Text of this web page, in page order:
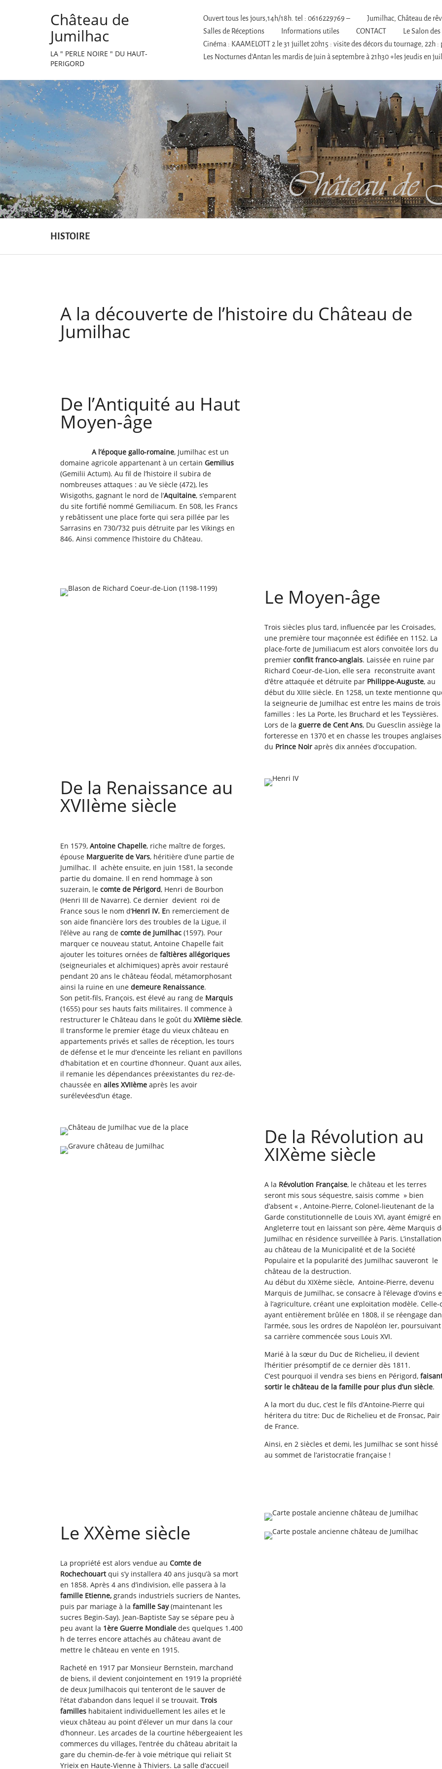
Château de
Jumilhac
LA " PERLE NOIRE " DU HAUT-
PERIGORD
Ouvert tous les jours,14h/18h. tel : 0616229769 – Jumilhac, Château de
Salles de Réceptions
Informations utiles CONTACT Le Salon
Cinéma : KAAMELOTT 2 le 31 juillet 20h15 : visite des décors du tournage, 22h
Les Nocturnes d’Antan les mardis de juin à septembre à 21h30 +les jeudis en
HISTOIRE
A la découverte de l’histoire du Château de
Jumilhac
De l’Antiquité au Haut
Moyen-âge
A l’époque gallo-romaine, Jumilhac est un
domaine agricole appartenant à un certain Gemilius
(Gemilii Actum). Au fil de l’histoire il subira de
nombreuses attaques : au Ve siècle (472), les
Wisigoths, gagnant le nord de l’Aquitaine, s’emparent
du site fortifié nommé Gemiliacum. En 508, les Francs
y rebâtissent une place forte qui sera pillée par les
Sarrasins en 730/732 puis détruite par les Vikings en
846. Ainsi commence l’histoire du Château.
Le Moyen-âge
Trois siècles plus tard, influencée par les Croisades,
une première tour maçonnée est édifiée en 1152. La
place-forte de Jumiliacum est alors convoitée lors du
premierconflit franco-anglais. Laissée en ruine par
Richard Coeur-de-Lion, elle sera reconstruite avant
d’être attaquée et détruite par Philippe-Auguste, au
début du XIIIe siècle. En 1258, un texte mentionne
la seigneurie de Jumilhac est entre les mains de trois
familles : les La Porte, les Bruchard et les Teyssières.
Lors de laguerre de Cent Ans, Du Guesclin assiège la
forteresse en 1370 et en chasse les troupes anglaises
du Prince Noiraprès dix années d’occupation.
De la Renaissance au
XVIIème siècle
En 1579, Antoine Chapelle, riche maître de forges,
épouse Marguerite de Vars, héritière d’une partie de
Jumilhac. Il achète ensuite, en juin 1581, la seconde
partie du domaine. Il en rend hommage à son
suzerain, le comte de Périgord, Henri de Bourbon
(Henri III de Navarre). Ce dernier devient roi de
France sous le nom d’Henri IV. En remerciement de
son aide financière lors des troubles de la Ligue, il
l’élève au rang de comte de Jumilhac (1597). Pour
marquer ce nouveau statut, Antoine Chapelle fait
ajouter les toitures ornées de faîtières allégoriques
(seigneuriales et alchimiques) après avoir restauré
pendant 20 ans le château féodal, métamorphosant
ainsi la ruine en une demeure Renaissance.
Son petit-fils, François, est élevé au rang de Marquis
(1655) pour ses hauts faits militaires. Il commence à
restructurer le Château dans le goût du XVIIème siècle.
Il transforme le premier étage du vieux château en
appartements privés et salles de réception, les tours
de défense et le mur d’enceinte les reliant en pavillons
d’habitation et en courtine d’honneur. Quant aux ailes,
il remanie les dépendances préexistantes du rez-de-
chaussée en ailes XVIIème après les avoir
surélevéesd’un étage.
De la Révolution au
XIXème siècle
A la Révolution Française, le château et les terres
seront mis sous séquestre, saisis comme » bien
d’absent « , Antoine-Pierre, Colonel-lieutenant de la
Garde constitutionnelle de Louis XVI, ayant émigré en
Angleterre tout en laissant son père, 4ème Marquis
Jumilhac en résidence surveillée à Paris. L’installation
au château de la Municipalité et de la Société
Populaire et la popularité des Jumilhac sauveront le
château de la destruction.
Au début du XIXème siècle, Antoine-Pierre, devenu
Marquis de Jumilhac, se consacre à l’élevage d’ovins
à l’agriculture, créant une exploitation modèle. Celle-
ayant entièrement brûlée en 1808, il se réengage
l’armée, sous les ordres de Napoléon Ier, poursuivant
sa carrière commencée sous Louis XVI.
Marié à la sœur du Duc de Richelieu, il devient
l’héritier présomptif de ce dernier dès 1811.
C’est pourquoi il vendra ses biens en Périgord,
sortir le château de la famille pour plus d’un siècle.
A la mort du duc, c’est le fils d’Antoine-Pierre qui
héritera du titre: Duc de Richelieu et de Fronsac, Pair
de France.
Ainsi, en 2 siècles et demi, les Jumilhac se sont hissé
au sommet de l’aristocratie française !
Le XXème siècle
La propriété est alors vendue au Comte de
Rochechouartqui s’y installera 40 ans jusqu’à sa mort
en 1858. Après 4 ans d’indivision, elle passera à la
famille Etienne, grands industriels sucriers de Nantes,
puis par mariage à la famille Say(maintenant les
sucres Begin-Say). Jean-Baptiste Say se sépare peu à
peu avant la 1ère Guerre Mondiale des quelques 1.400
h de terres encore attachés au château avant de
mettre le château en vente en 1915.
Racheté en 1917 par Monsieur Bernstein, marchand
de biens, il devient conjointement en 1919 la propriété
de deux Jumilhacois qui tenteront de le sauver de
l’état d’abandon dans lequel il se trouvait. Trois
familles habitaient individuellement les ailes et le
vieux château au point d’élever un mur dans la cour
d’honneur. Les arcades de la courtine hébergeaient les
commerces du villages, l’entrée du château abritait la
gare du chemin-de-fer à voie métrique qui reliait St
Yrieix en Haute-Vienne à Thiviers. La salle d’accueil